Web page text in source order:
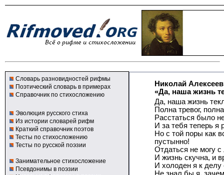
Словарь разновидностей рифмы
Поэтический словарь в примерах
Справочник по стихосложению
Эволюция русского стиха
Из истории словарей рифм
Краткий справочник поэтов
Тесты по стихосложению
Тесты по русской поэзии
Занимательное стихосложение
Псевдонимы в поэзии
Николай
«Да, наша жизнь
Да, наша жизнь
Полна тревог,
Расстаться было
И за тебя теперь я
Но с той поры как
пустынно!
Отдаться не могу
И жизнь скучна, и
И холоден я к делу